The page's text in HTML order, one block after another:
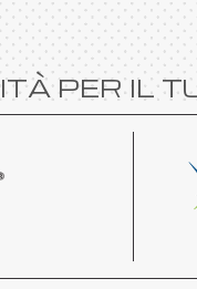
PER IL